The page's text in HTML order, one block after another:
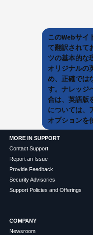
このWebサイ
て翻訳されて
ツの基本的な
オリジナルの
め、正確では
す。ナレッジ
合は、英語版
については、
オプションを
MORE IN SUPPORT
Contact Support
Report an Issue
Provide Feedback
Security Advisories
Support Policies and Offerings
COMPANY
Newsroom